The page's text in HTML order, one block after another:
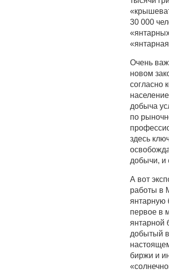
30 000
Очень
новом
согласно
добыча
по
здесь
добычи, и
А вот
работы в
янтарную
первое в
янтарной
добытый
биржи и